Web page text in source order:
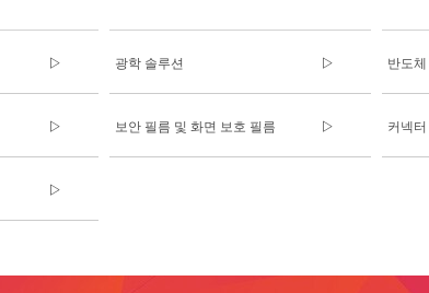
광학 솔루션 반도체
보안 필름 및 화면 보호 필름 커넥